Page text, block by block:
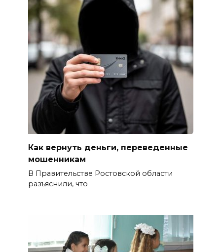
Десятки социальных
инициатив из Ростовской
области за 5 лет воплотились
в федеральные законы
06 августа 2026 15:35
Снова пробка: затор на 8 км
собрался на М-4 «Дон» под
Шахтами
Александр Брод – о
современных подходах к
контролю за выборами и
06 августа 2026 15:12
Как вернуть деньги, переведенные
мошенникам
В Правительстве Ростовской области
разъяснили, что